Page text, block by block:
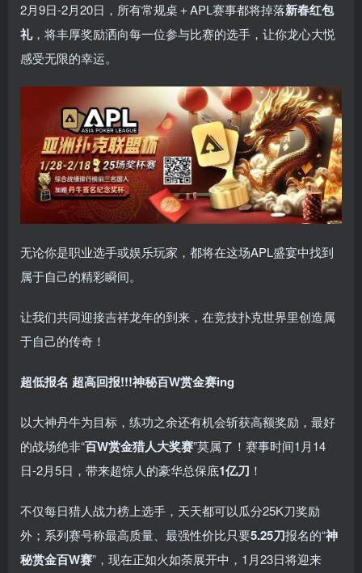
2月9日-2月20日，所有常规桌＋APL赛事都将掉落新春红包
礼，将丰厚奖励洒向每一位参与比赛的选手，让你龙心大悦
感受无限的幸运。
无论你是职业选手或娱乐玩家，都将在这场APL盛宴中找到
属于自己的精彩瞬间。
让我们共同迎接吉祥龙年的到来，在竞技扑克世界里创造属
于自己的传奇！
超低报名 超高回报!!!神秘百W赏金赛ing
以大神丹牛为目标，练功之余还有机会斩获高额奖励，最好
的战场绝非“百W赏金猎人大奖赛”莫属了！赛事时间1月14
日-2月5日，带来超惊人的豪华总保底1亿刀 ！
不仅每日猎人战力榜上选手，天天都可以瓜分25K刀奖励
外；系列赛号称最高质量、最强性价比只要5.25刀报名的“神
秘赏金百W赛”，现在正如火如荼展开中，1月23日将迎来